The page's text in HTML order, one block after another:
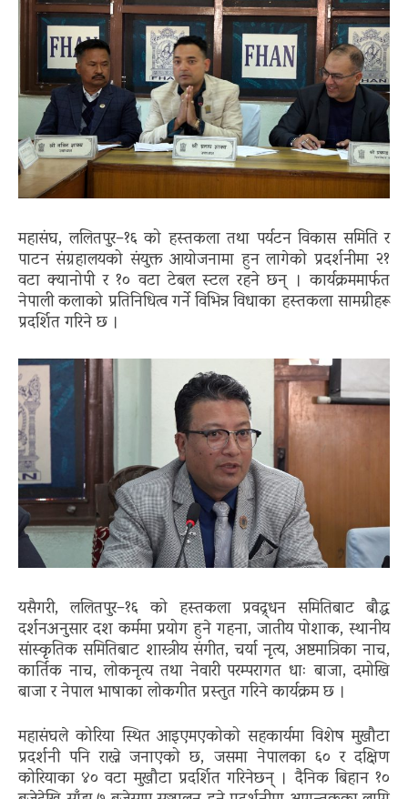
महासंघ,ललितपुर–१६ को हस्तकला तथा पर्यटन विकास समिति र
पाटन संग्रहालयको संयुक्त आयोजनामा हुन लागेको प्रदर्शनीमा २१
वटा क्यानोपी र १० वटा टेबल स्टल रहने छन् । कार्यक्रममार्फत
नेपाली कलाको प्रतिनिधित्व गर्ने विभिन्न विधाका हस्तकला सामग्रीहरू
प्रदर्शित गरिने छ ।
यसैगरी,ललितपुर–१६ को हस्तकला प्रवद्र्धन समितिबाट बौद्ध
दर्शनअनुसार दश कर्ममा प्रयोग हुने गहना, जातीय पोशाक, स्थानीय
सांस्कृतिक समितिबाट शास्त्रीय संगीत,चर्या नृत्य, अष्टमात्रिका नाच,
कार्तिक नाच,लोकनृत्य तथा नेवारी परम्परागत धाः बाजा,दमोखि
बाजा र नेपाल भाषाका लोकगीत प्रस्तुत गरिने कार्यक्रम छ ।
महासंघले कोरिया स्थित आइएमएकोको सहकार्यमा विशेष मुखौटा
प्रदर्शनी पनि राख्ने जनाएको छ, जसमा नेपालका ६० र दक्षिण
कोरियाका ४० वटा मुखौटा प्रदर्शित गरिनेछन् । दैनिक बिहान १०